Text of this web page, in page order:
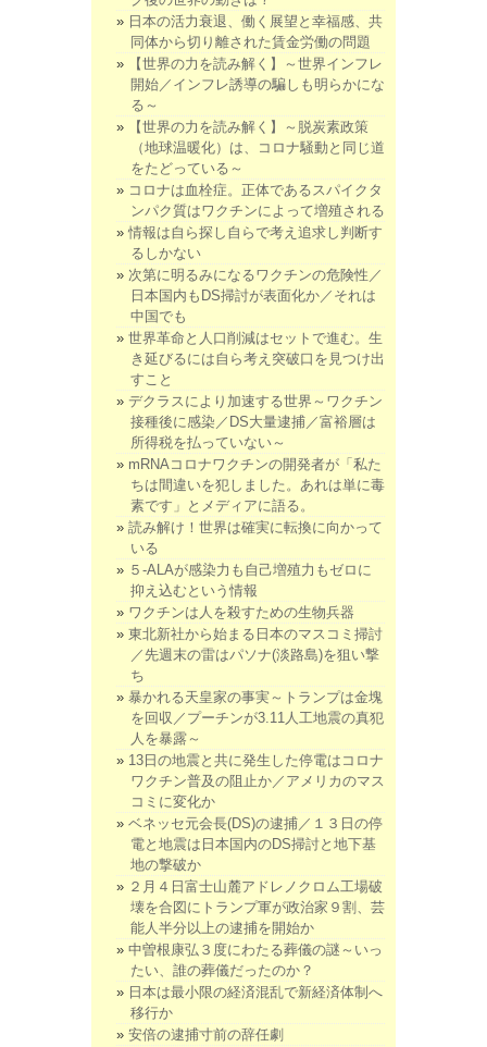
日本の活力衰退、働く展望と幸福感、共
同体から切り離された賃金労働の問題
【世界の力を読み解く】～世界インフレ
開始／インフレ誘導の騙しも明らかにな
る～
【世界の力を読み解く】～脱炭素政策
（地球温暖化）は、コロナ騒動と同じ道
をたどっている～
コロナは血栓症。正体であるスパイクタ
ンパク質はワクチンによって増殖される
情報は自ら探し自らで考え追求し判断す
るしかない
次第に明るみになるワクチンの危険性／
日本国内もDS掃討が表面化か／それは
中国でも
世界革命と人口削減はセットで進む。生
き延びるには自ら考え突破口を見つけ出
すこと
デクラスにより加速する世界～ワクチン
接種後に感染／DS大量逮捕／富裕層は
所得税を払っていない～
mRNAコロナワクチンの開発者が「私た
ちは間違いを犯しました。あれは単に毒
素です」とメディアに語る。
読み解け！世界は確実に転換に向かって
いる
５-ALAが感染力も自己増殖力もゼロに
抑え込むという情報
ワクチンは人を殺すための生物兵器
東北新社から始まる日本のマスコミ掃討
／先週末の雷はパソナ(淡路島)を狙い撃
ち
暴かれる天皇家の事実～トランプは金塊
を回収／プーチンが3.11人工地震の真犯
人を暴露～
13日の地震と共に発生した停電はコロナ
ワクチン普及の阻止か／アメリカのマス
コミに変化か
ベネッセ元会長(DS)の逮捕／１３日の停
電と地震は日本国内のDS掃討と地下基
地の撃破か
２月４日富士山麓アドレノクロム工場破
壊を合図にトランプ軍が政治家９割、芸
能人半分以上の逮捕を開始か
中曽根康弘３度にわたる葬儀の謎～いっ
たい、誰の葬儀だったのか？
日本は最小限の経済混乱で新経済体制へ
移行か
安倍の逮捕寸前の辞任劇